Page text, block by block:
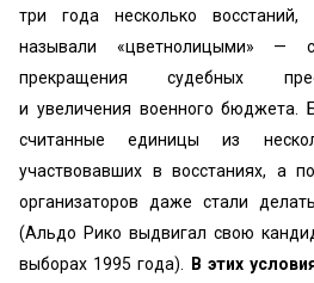
три года несколько восстаний,
называли «цветнолицыми» —
прекращения судебных
и увеличения военного бюджета.
считанные единицы из
участвовавших в восстаниях, а
организаторов даже стали
(Альдо Рико выдвигал свою
выборах 1995 года). В этих